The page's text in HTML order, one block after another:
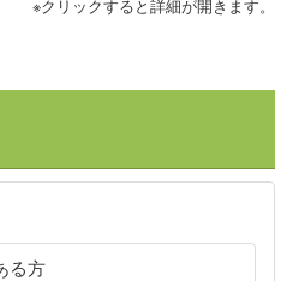
※クリックすると詳細が開きます。
る方